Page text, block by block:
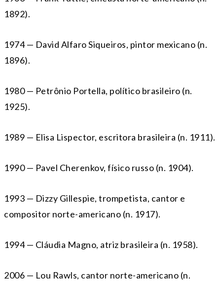
1892).
1974 — David Alfaro Siqueiros, pintor mexicano (n.
1896).
1980 — Petrônio Portella, político brasileiro (n.
1925).
1989 — Elisa Lispector, escritora brasileira (n. 1911).
1990 — Pavel Cherenkov, físico russo (n. 1904).
1993 — Dizzy Gillespie, trompetista, cantor e
compositor norte-americano (n. 1917).
1994 — Cláudia Magno, atriz brasileira (n. 1958).
2006 — Lou Rawls, cantor norte-americano (n.